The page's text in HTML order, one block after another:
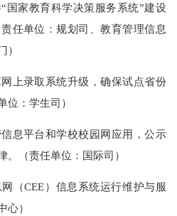
国家教育科学决策服务系统”建设
任单位：规划司、教育管理信息
）
录取系统升级，确保试点省份
位：学生司）
平台和学校校园网应用，公示
。（责任单位：国际司）
CEE）信息系统运行维护与服
心）